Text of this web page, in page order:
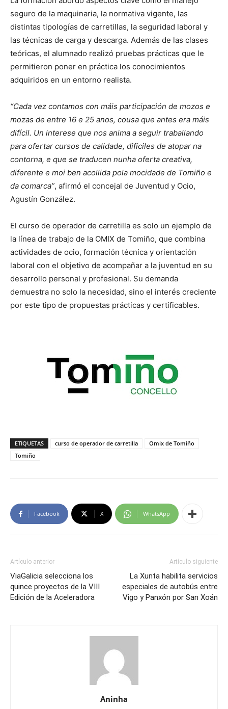
seguro de la maquinaria, la normativa vigente, las
distintas tipologías de carretillas, la seguridad laboral y
las técnicas de carga y descarga. Además de las clases
teóricas, el alumnado realizó pruebas prácticas que le
permitieron poner en práctica los conocimientos
adquiridos en un entorno realista.
“Cada vez contamos con máis participación de mozos e
mozas de entre 16 e 25 anos, cousa que antes era máis
difícil. Un interese que nos anima a seguir traballando
para ofertar cursos de calidade, difíciles de atopar na
contorna, e que se traducen nunha oferta creativa,
diferente e moi ben acollida pola mocidade de Tomiño e
da comarca”, afirmó el concejal de Juventud y Ocio,
Agustín González.
El curso de operador de carretilla es solo un ejemplo de
la línea de trabajo de la OMIX de Tomiño, que combina
actividades de ocio, formación técnica y orientación
laboral con el objetivo de acompañar a la juventud en su
desarrollo personal y profesional. Su demanda
demuestra no solo la necesidad, sino el interés creciente
por este tipo de propuestas prácticas y certificables.
ETIQUETAS curso de operador de carretilla
Omix de Tomiño
Tomiño
Facebook X WhatsApp
Artículo anterior
ViaGalicia selecciona los
quince proyectos de la VIII
Edición de la Aceleradora
Artículo siguiente
La Xunta habilita servicios
especiales de autobús entre
Vigo y Panxón por San Xoán
Aninha